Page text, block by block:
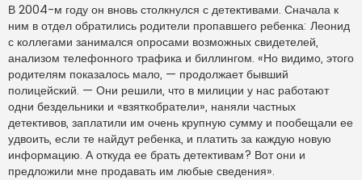
В 2004-м году он вновь столкнулся с детективами. Сначала к
ним в отдел обратились родители пропавшего ребенка: Леонид
с коллегами занимался опросами возможных свидетелей,
анализом телефонного трафика и биллингом. «Но видимо, этого
родителям показалось мало, — продолжает бывший
полицейский. — Они решили, что в милиции у нас работают
одни бездельники и «взяткобратели», наняли частных
детективов, заплатили им очень крупную сумму и пообещали ее
удвоить, если те найдут ребенка, и платить за каждую новую
информацию. А откуда ее брать детективам? Вот они и
предложили мне продавать им любые сведения».